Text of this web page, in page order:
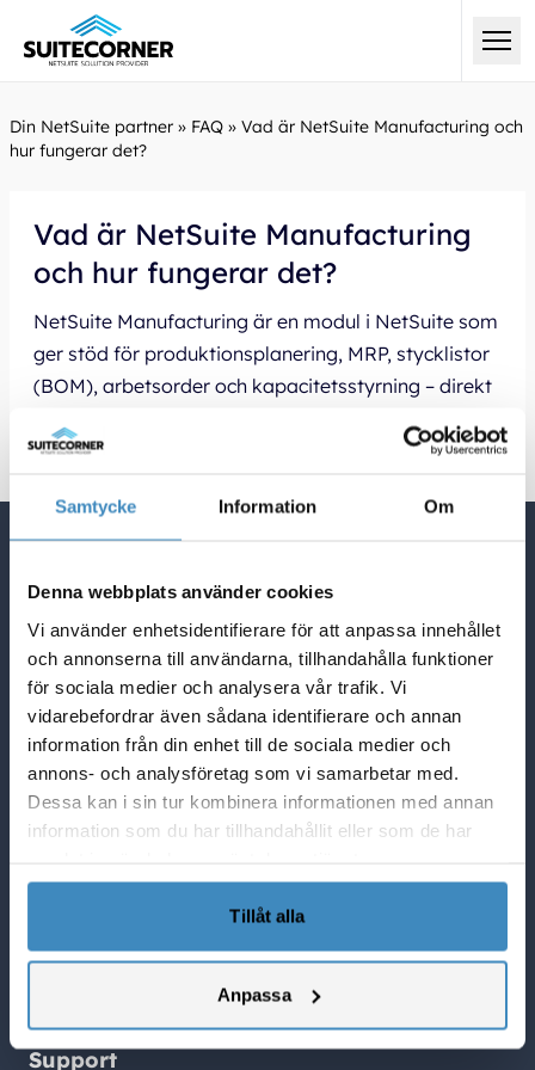
Samtycke Information Om
Denna webbplats använder cookies
Vi använder enhetsidentifierare för att anpassa innehållet
och annonserna till användarna, tillhandahålla funktioner
för sociala medier och analysera vår trafik. Vi
vidarebefordrar även sådana identifierare och annan
information från din enhet till de sociala medier och
annons- och analysföretag som vi samarbetar med.
Dessa kan i sin tur kombinera informationen med annan
information som du har tillhandahållit eller som de har
Tillåt alla
Anpassa
Din NetSuite partner » FAQ » Vad är NetSuite Manufacturing och
hur fungerar det?
Vad är NetSuite Manufacturing
och hur fungerar det?
NetSuite Manufacturing är en modul i NetSuite som
ger stöd för produktionsplanering, MRP, stycklistor
(BOM), arbetsorder och kapacitetsstyrning – direkt
NetSuite Blogg
NetSuite partner i Sverige
Lösningar i NetSuite
Vad Netsuite kan göra för er
SuiteCorner Privacy Policy
SuiteCorner License Agreement
SuiteCorner List Prices
Contact Us
Birger Jarlsgatan 2, plan 5
Tel: +46 (0)8 505 65 210
contact@suitecorner.com
Support